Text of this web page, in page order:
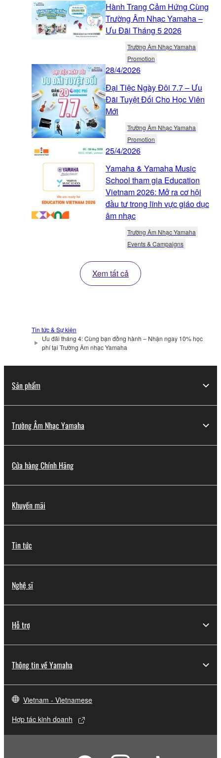
Hành Trang Cảm Hứng Cùng
Trường Âm Nhạc Yamaha –
Ưu Đãi Tháng 5 2026
Trường Âm Nhạc Yamaha
Promotion
28/4/2026
Đại Tiệc Ngày Đôi 7.7 – Ưu
Đãi Tuyệt Đối Cho Học Viên
Mới
Trường Âm Nhạc Yamaha
Promotion
25/4/2026
Yamaha & Yamaha Music
School tham gia Education
Vietnam 2026: Mở ra cơ hội
đầu tư trong lĩnh vực giáo dục
âm nhạc
Trường Âm Nhạc Yamaha
Events & Campaigns
Xem tất cả
Tin tức & Sự kiện
Ưu đãi tháng 4: Cùng bạn đồng hành – Nhận ngay 10% học
phí tại Trường Âm nhạc Yamaha
Sản phẩm
Trường Âm Nhạc Yamaha
Cửa hàng Chính Hãng
Khuyến mãi
Tin tức
Nghệ sĩ
Hỗ trợ
Thông tin về Yamaha
Vietnam - Vietnamese
Hợp tác kinh doanh